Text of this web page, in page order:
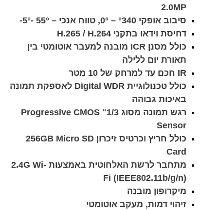
2.0MP
סיבוב אופקי °340 – 0°, טווח אנכי – 55° -5°-
דחיסת וידאו בתקני H.265 / H.264
כולל מסנן ICR מובנה למעבר אוטומטי בין
תאורת יום ללילה
IR חכם עד למרחק של 10 מטר
כולל טכנולוגיית Digital WDR לאספקת תמונה
באיכות גבוהה
רגש תמונה מסוג 1/3" Progressive CMOS
Sensor
כולל חריץ וכרטיס זיכרון 256GB Micro SD
Card
מתחבר לרשת האלחוטית באמצעות 2.4G Wi-
Fi (IEEE802.11b/g/n)
מיקרופון מובנה
זיהוי דמות, מעקב אוטומטי